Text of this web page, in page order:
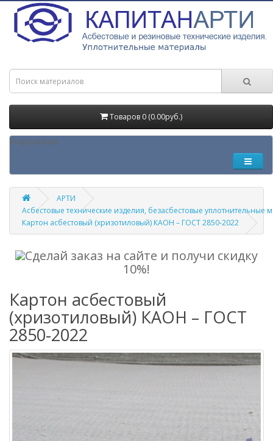
Товаров 0 (0.00руб.)
Информация
АРТИ
Асбестовые технические изделия, безасбестовые
Картон асбестовый (хризотиловый) КАОН – ГОСТ 2850-2022
Сделай заказ на сайте и получи скидку
10%!
Картон асбестовый
(хризотиловый) КАОН – ГОСТ
2850-2022